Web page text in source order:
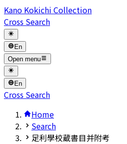
Kano Kokichi Collection
Cross Search
En
Open menu
En
Cross Search
Home
Search
足利學校蔵書目并附考